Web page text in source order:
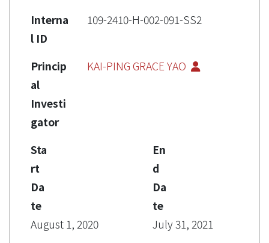
Interna
l ID
109-2410-H-002-091-SS2
Princip
al
Investi
gator
KAI-PING GRACE YAO
Sta
rt
Da
te
August 1, 2020
En
d
Da
te
July 31, 2021